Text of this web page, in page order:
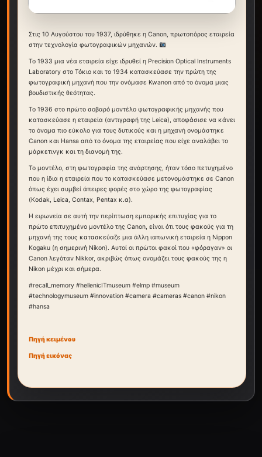
Στις 10 Αυγούστου του 1937, ιδρύθηκε η Canon, πρωτοπόρος εταιρεία
στην τεχνολογία φωτογραφικών μηχανών.
Το 1933 μια νέα εταιρεία είχε ιδρυθεί η Precision Optical Instruments
Laboratory στο Τόκιο και το 1934 κατασκεύασε την πρώτη της
φωτογραφική μηχανή που την ονόμασε Kwanon από το όνομα μιας
βουδιστικής θεότητας.
Το 1936 στο πρώτο σοβαρό μοντέλο φωτογραφικής μηχανής που
κατασκεύασε η εταιρεία (αντιγραφή της Leica), αποφάσισε να κάνει
το όνομα πιο εύκολο για τους δυτικούς και η μηχανή ονομάστηκε
Canon και Hansa από το όνομα της εταιρείας που είχε αναλάβει το
μάρκετινγκ και τη διανομή της.
Το μοντέλο, στη φωτογραφία της ανάρτησης, ήταν τόσο πετυχημένο
που η ίδια η εταιρεία που το κατασκεύασε μετονομάστηκε σε Canon
όπως έχει συμβεί άπειρες φορές στο χώρο της φωτογραφίας
(Kodak, Leica, Contax, Pentax κ.α).
Η ειρωνεία σε αυτή την περίπτωση εμπορικής επιτυχίας για το
πρώτο επιτυχημένο μοντέλο της Canon, είναι ότι τους φακούς για τη
μηχανή της τους κατασκεύαζε μια άλλη ιαπωνική εταιρεία η Nippon
Kogaku (η σημερινή Nikon). Αυτοί οι πρώτοι φακοί που «φόραγαν» οι
Canon λεγόταν Nikkor, ακριβώς όπως ονομάζει τους φακούς της η
Nikon μέχρι και σήμερα.
#recall_memory #hellenicITmuseum #elmp #museum
#technologymuseum #innovation #camera #cameras #canon #nikon
#hansa
Πηγή κειμένου
Πηγή εικόνας